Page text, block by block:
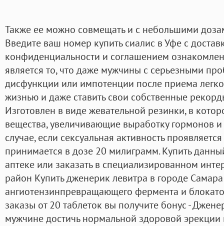
Также ее можно совмещать и с небольшими
Введите ваш номер купить сиалис в Уфе с
конфиденциальности и соглашением
является то, что даже мужчины с серьезными
дисфункции или импотенции после приема
жизнью и даже ставить свои собственные
Изготовлен в виде жевательной резинки, в
вещества, увеличивающие выработку
случае, если сексуальная активность
принимается в дозе 20 милиграмм. Купить
аптеке или заказать в специализированном
район Купить дженерик левитра в городе
ангиотензинпревращающего фермента и
заказы от 20 таблеток вы получите бонус -
мужчине достичь нормальной здоровой эрекции